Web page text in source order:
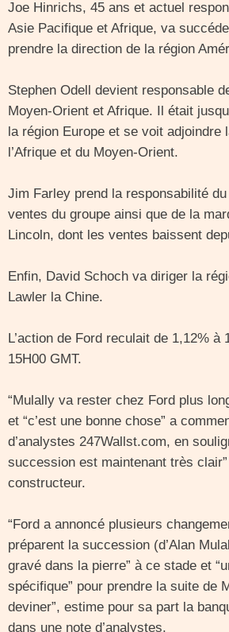
Joe Hinrichs, 45 ans et actuel
Asie Pacifique et Afrique, va
prendre la direction de la région
Stephen Odell devient responsable
Moyen-Orient et Afrique. Il était
la région Europe et se voit adjoindre
l’Afrique et du Moyen-Orient.
Jim Farley prend la responsabilité
ventes du groupe ainsi que de la
Lincoln, dont les ventes baissent
Enfin, David Schoch va diriger la
Lawler la Chine.
L’action de Ford reculait de 1,12% à
15H00 GMT.
“Mulally va rester chez Ford plus
et “c’est une bonne chose” a
d’analystes 247Wallst.com, en
succession est maintenant très
constructeur.
“Ford a annoncé plusieurs
préparent la succession (d’Alan
gravé dans la pierre” à ce stade et
spécifique” pour prendre la suite de
deviner”, estime pour sa part la
dans une note d’analystes.